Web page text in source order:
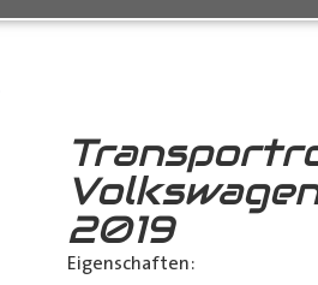
2019
Eigenschaften: